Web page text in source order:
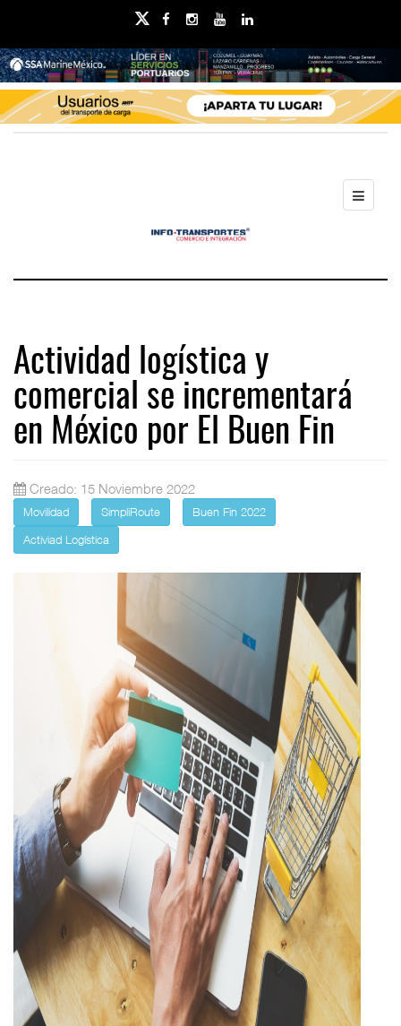
Actividad logística y
comercial se incrementará
en México por El Buen Fin
Creado: 15 Noviembre 2022
Movilidad SimpliRoute
Buen Fin 2022
Activiad Logística